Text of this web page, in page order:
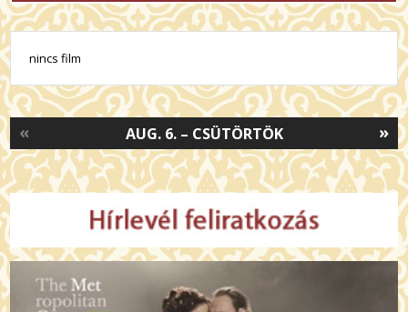
nincs film
»
AUG. 6. – CSÜTÖRTÖK
«